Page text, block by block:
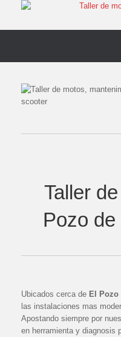
contenido
Taller
Pozo
Ubicados cerca de El Pozo
las instalaciones mas
Apostando siempre por
en herramienta y diagnosis